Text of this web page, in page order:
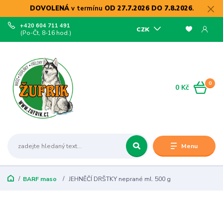
DOVOLENÁv termínu OD 27.7.2026 DO 7.8.2026.
Menu
CZK
+420 604 711 491
(Po-Čt, 8-16 hod.)
0
0 Kč
BARF maso JEHNĚČÍ DRŠTKY neprané ml. 500 g